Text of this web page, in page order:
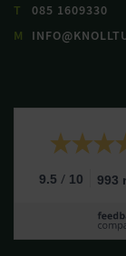
T
085 1609330
M
9.5 / 10 993